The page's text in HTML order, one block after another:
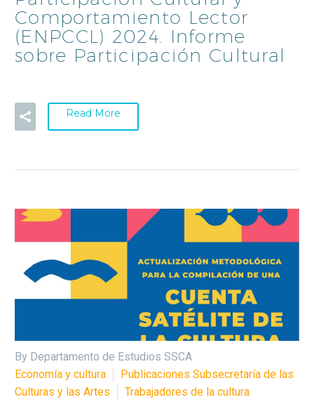
Comportamiento Lector
(ENPCCL) 2024. Informe
sobre Participación Cultural
Read More
By Departamento de Estudios SSCA
Economía y cultura
Publicaciones Subsecretaría de las
Culturas y las Artes
Trabajadores de la cultura